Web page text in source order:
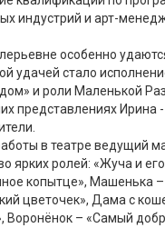
индустрий и арт-
особенно
удачей стало
и роли Маленькой
представлениях Ирина
в театре ведущий
ярких ролей: «Жуча и
копытце», Машенька
цветочек», Дама с
Воронёнок – «Самый